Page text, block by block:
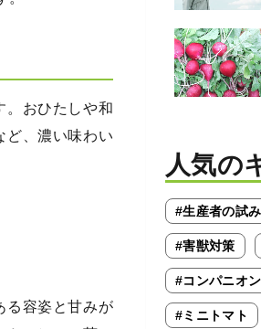
。おひたしや和
ど、濃い味わい
る容姿と甘みが
人気の
#生産者の試み
#害獣対策
#コンパニオ
#ミニトマト